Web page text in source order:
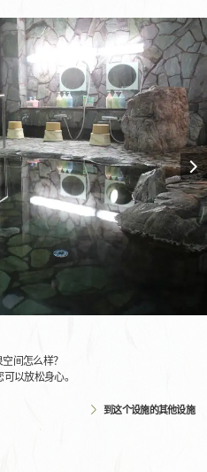
间怎么样？
以放松身心。
到这个设施的其他设施